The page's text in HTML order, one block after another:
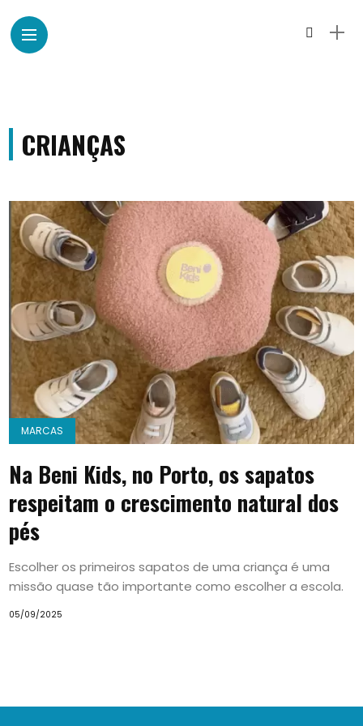
CRIANÇAS
MARCAS
Na Beni Kids, no Porto, os sapatos
respeitam o crescimento natural dos
pés
Escolher os primeiros sapatos de uma criança é uma
missão quase tão importante como escolher a escola.
05/09/2025